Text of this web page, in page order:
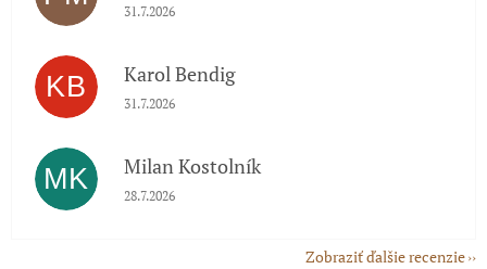
Hodnotenie obchodu je 5 z 5 hviezdičiek.
31.7.2026
KB Karol Bendig
Hodnotenie obchodu je 5 z 5 hviezdičiek.
31.7.2026
MK Milan Kostolník
Hodnotenie obchodu je 5 z 5 hviezdičiek.
28.7.2026
Zobraziť ďalšie recenzie